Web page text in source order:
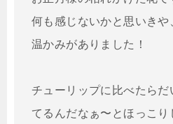
何も感じないかと思いきや
温かみがありました！
チューリップに比べたらだ
てるんだなぁ〜とほっこり